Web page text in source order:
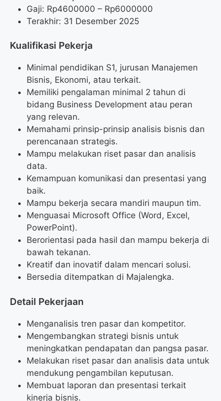
Gaji: Rp4600000 – Rp6000000
Terakhir: 31 Desember 2025
Kualifikasi Pekerja
Minimal pendidikan S1, jurusan Manajemen
Bisnis, Ekonomi, atau terkait.
Memiliki pengalaman minimal 2 tahun di
bidang Business Development atau peran
yang relevan.
Memahami prinsip-prinsip analisis bisnis dan
perencanaan strategis.
Mampu melakukan riset pasar dan analisis
data.
Kemampuan komunikasi dan presentasi yang
baik.
Mampu bekerja secara mandiri maupun tim.
Menguasai Microsoft Office (Word, Excel,
PowerPoint).
Berorientasi pada hasil dan mampu bekerja di
bawah tekanan.
Kreatif dan inovatif dalam mencari solusi.
Bersedia ditempatkan di Majalengka.
Detail Pekerjaan
Menganalisis tren pasar dan kompetitor.
Mengembangkan strategi bisnis untuk
meningkatkan pendapatan dan pangsa pasar.
Melakukan riset pasar dan analisis data untuk
mendukung pengambilan keputusan.
Membuat laporan dan presentasi terkait
kinerja bisnis.